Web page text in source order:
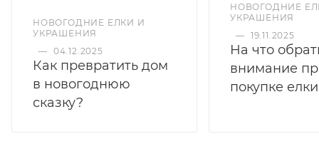
НОВОГОДНИЕ ЕЛКИ И
УКРАШЕНИЯ
— 04.12.2025
Как превратить дом
в новогоднюю
сказку?
НОВОГОДНИЕ
УКРАШЕНИЯ
— 19.11.2025
На что
внимание
покупке